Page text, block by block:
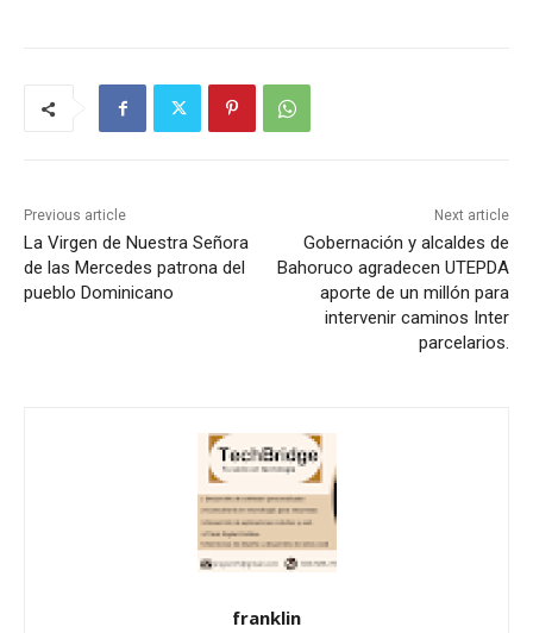
Previous article
La Virgen de Nuestra Señora
de las Mercedes patrona del
pueblo Dominicano
Next article
Gobernación y alcaldes de
Bahoruco agradecen UTEPDA
aporte de un millón para
intervenir caminos Inter
parcelarios.
franklin